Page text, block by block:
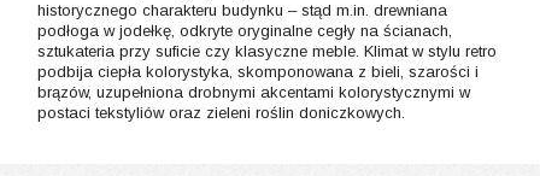
historycznego charakteru budynku – stąd m.in. drewniana
podłoga w jodełkę, odkryte oryginalne cegły na ścianach,
sztukateria przy suficie czy klasyczne meble. Klimat w stylu retro
podbija ciepła kolorystyka, skomponowana z bieli, szarości i
brązów, uzupełniona drobnymi akcentami kolorystycznymi w
postaci tekstyliów oraz zieleni roślin doniczkowych.